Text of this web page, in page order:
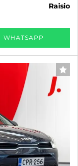
raisio
WHATSAPP